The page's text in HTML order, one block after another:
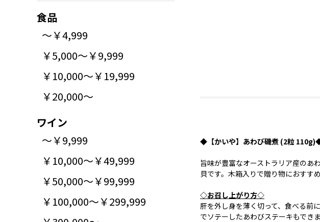
食品
～￥4,999
￥5,000～￥9,999
￥10,000～￥19,999
￥20,000～
ワイン
～￥9,999
￥10,000～￥49,999
￥50,000～￥99,999
￥100,000～￥299,999
◆【かいや】あわび磯煮 (2粒
旨味が豊富なオーストラリア産のあ
貝です。木箱入りで贈り物におすすめ
◇お召し上がり方◇
肝を外し身を薄く切って、食べる前
でソテーしたあわびステーキもできま